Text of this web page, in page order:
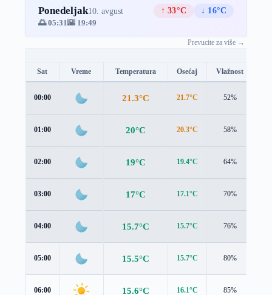
Ponedeljak10. avgust ↑ 33°C
↓ 16°C
🌅 05:31🌇 19:49
Prevucite za više →
Sat Vreme Temperatura Osećaj Vlažnost
00:00 21.3°C 21.7°C 52%
01:00 20°C 20.3°C 58%
02:00 19°C 19.4°C 64%
03:00 17°C 17.1°C 70%
04:00 15.7°C 15.7°C 76%
05:00 15.5°C 15.7°C 80%
06:00 15.6°C 16.1°C 85%